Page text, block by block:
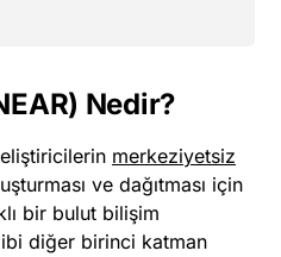
Nedir?
merkeziyetsiz
ve dağıtması için
bir bulut bilişim
diğer birinci katman